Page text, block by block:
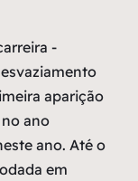
-
aparição
ano
ano. Até o
em